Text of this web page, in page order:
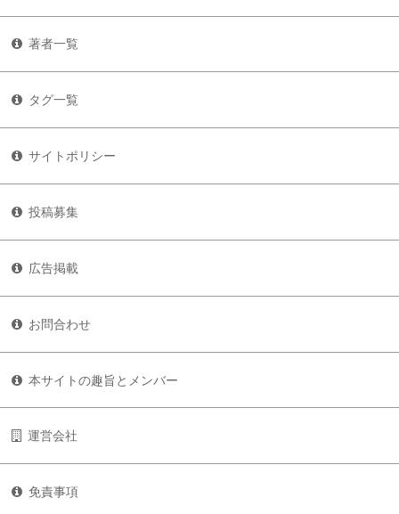
著者一覧
タグ一覧
サイトポリシー
投稿募集
広告掲載
お問合わせ
本サイトの趣旨とメンバー
運営会社
免責事項